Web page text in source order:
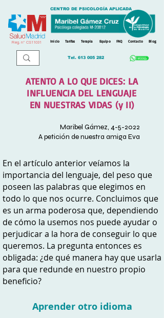
Reg. nº CS11031
CENTRO DE PSICOLOGÍA APLICADA
Inicio Tarifas Terapia Equipo FAQ Contacto Blog
Tel. 613 005 282
ATENTO A LO QUE DICES: LA
INFLUENCIA DEL LENGUAJE
EN NUESTRAS VIDAS (y II)
Maribel Gámez, 4-5-2022
A petición de nuestra amiga Eva
En el artículo anterior veíamos la
importancia del lenguaje, del peso que
poseen las palabras que elegimos en
todo lo que nos ocurre. Concluimos que
es un arma poderosa que, dependiendo
de cómo la usemos nos puede ayudar o
perjudicar a la hora de conseguir lo que
queremos. La pregunta entonces es
obligada: ¿de qué manera hay que usarla
para que redunde en nuestro propio
beneficio?
Aprender otro idioma